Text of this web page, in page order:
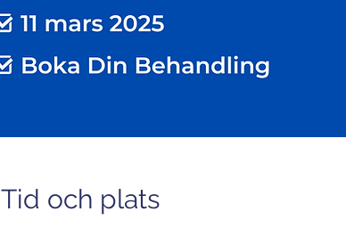
Tid och plats